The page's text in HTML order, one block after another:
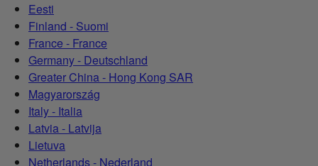
Eesti
Finland - Suomi
France - France
Germany - Deutschland
Greater China - Hong Kong SAR
Magyarország
Italy - Italia
Latvia - Latvija
Lietuva
Netherlands - Nederland